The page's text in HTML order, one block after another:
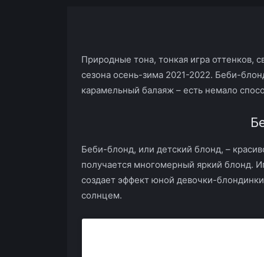
Природные тона, тонкая игра оттенков,
сезона осень-зима 2021-2022. Беби-
карамельный балаяж – есть немало
Беби-блонд, или детский блонд, –
получается многомерный яркий блонд.
создает эффект юной девочки-
солнцем.